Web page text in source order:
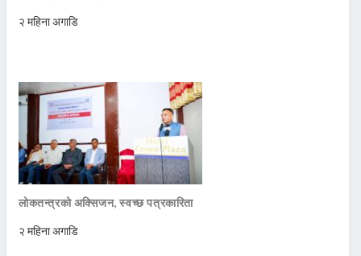
२ महिना अगाडि
लोकतन्त्रको अक्सिजन, स्वच्छ पत्रकारिता
२ महिना अगाडि